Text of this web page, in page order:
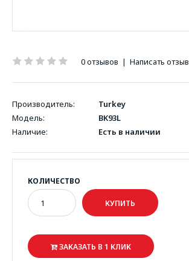
0 отзывов | Написать отзыв
Производитель:
Turkey
Модель:
BK93L
Наличие:
Есть в наличии
КОЛИЧЕСТВО
ЗАКАЗАТЬ В 1 КЛИК